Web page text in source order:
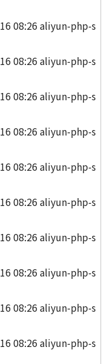
08:26 aliyun-php-s
08:26 aliyun-php-s
08:26 aliyun-php-s
08:26 aliyun-php-s
08:26 aliyun-php-s
08:26 aliyun-php-s
08:26 aliyun-php-s
08:26 aliyun-php-s
08:26 aliyun-php-s
08:26 aliyun-php-s